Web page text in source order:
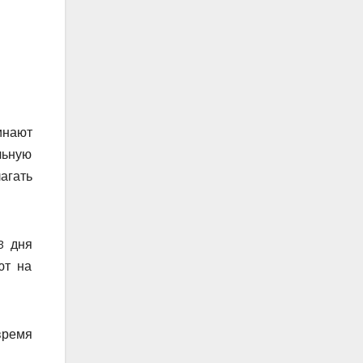
дня
на